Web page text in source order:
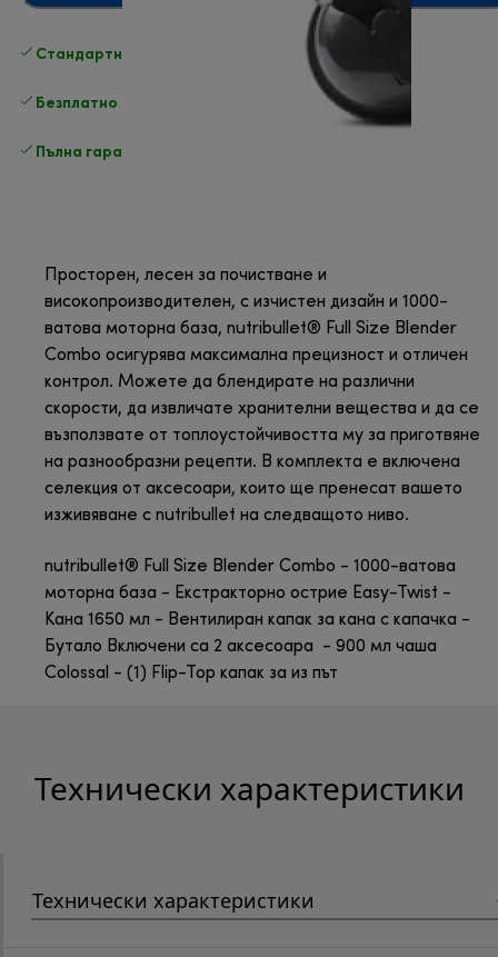
Стандартна безплатна доставка Доставка
Безплатно връщане
Пълна гаранция от производителя
Просторен, лесен за почистване и
високопроизводителен, с изчистен дизайн и 1000-
ватова моторна база, nutribullet® Full Size Blender
Combo осигурява максимална прецизност и отличен
контрол. Можете да блендирате на различни
скорости, да извличате хранителни вещества и да се
възползвате от топлоустойчивостта му за приготвяне
на разнообразни рецепти. В комплекта е включена
селекция от аксесоари, които ще пренесат вашето
изживяване с nutribullet на следващото ниво.
nutribullet® Full Size Blender Combo - 1000-ватова
моторна база - Екстракторно острие Easy-Twist -
Кана 1650 мл - Вентилиран капак за кана с капачка -
Бутало Включени са 2 аксесоара - 900 мл чаша
Colossal - (1) Flip-Top капак за из път
Технически характеристики
Технически характеристики